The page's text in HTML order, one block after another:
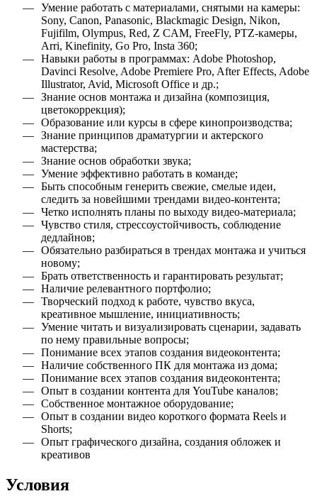
Умение работать с материалами, снятыми на камеры:
Sony, Canon, Panasonic, Blackmagic Design, Nikon,
Fujifilm, Olympus, Red, Z CAM, FreeFly, PTZ-камеры,
Arri, Kinefinity, Go Pro, Insta 360;
Навыки работы в программах: Adobe Photoshop,
Davinci Resolve, Adobe Premiere Pro, After Effects, Adobe
Illustrator, Avid, Microsoft Office и др.;
Знание основ монтажа и дизайна (композиция,
цветокоррекция);
Образование или курсы в сфере кинопроизводства;
Знание принципов драматургии и актерского
мастерства;
Знание основ обработки звука;
Умение эффективно работать в команде;
Быть способным генерить свежие, смелые идеи,
следить за новейшими трендами видео-контента;
Четко исполнять планы по выходу видео-материала;
Чувство стиля, стрессоустойчивость, соблюдение
дедлайнов;
Обязательно разбираться в трендах монтажа и учиться
новому;
Брать ответственность и гарантировать результат;
Наличие релевантного портфолио;
Творческий подход к работе, чувство вкуса,
креативное мышление, инициативность;
Умение читать и визуализировать сценарии, задавать
по нему правильные вопросы;
Понимание всех этапов создания видеоконтента;
Наличие собственного ПК для монтажа из дома;
Понимание всех этапов создания видеоконтента;
Опыт в создании контента для YouTube каналов;
Собственное монтажное оборудование;
Опыт в создании видео короткого формата Reels и
Shorts;
Опыт графического дизайна, создания обложек и
креативов
Условия